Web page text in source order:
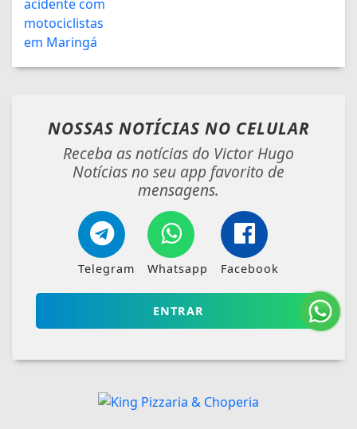
NOSSAS NOTÍCIAS NO CELULAR
Receba as notícias do Victor Hugo
Notícias no seu app favorito de
mensagens.
Telegram Whatsapp Facebook
ENTRAR